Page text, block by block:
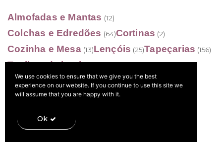
Livro de Reclamações
Almofadas e Mantas (12)
Colchas e Edredões (64)Cortinas (2)
Cozinha e Mesa (13)Lençóis (25)Tapeçarias (156)
Toalhas de banho
We use cookies to ensure that we give you the best
experience on our website. If you continue to use this site we
will assume that you are happy with it.
Ok